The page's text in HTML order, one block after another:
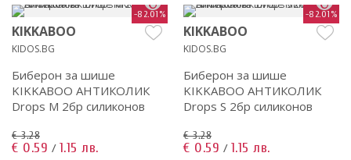
-82.01%
KIKKABOO
KIDOS.BG
Биберон за шише
KIKKABOO АНТИКОЛИК
Drops M 2бр силиконов
€ 3.28
€ 0.59 / 1.15 лв.
-82.01%
KIKKABOO
KIDOS.BG
Биберон за шише
KIKKABOO АНТИКОЛИК
Drops S 2бр силиконов
€ 3.28
€ 0.59 / 1.15 лв.